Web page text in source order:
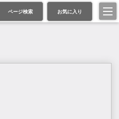
ページ検索 お気に入り